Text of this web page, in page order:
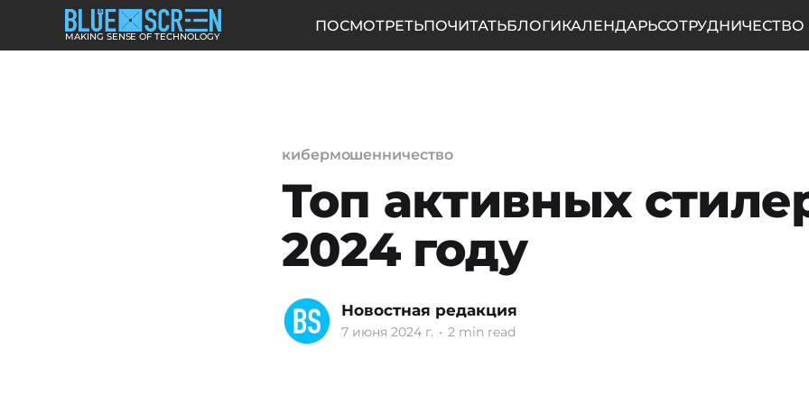
MAKING SENSE OF TECHNOLOGY
ПОСМОТРЕТЬПОЧИТАТЬБЛОГИКАЛЕНДАРЬСОТРУДНИЧЕСТВО
кибермошенничество
Топ активных
2024 году
Новостная редакция
7 июня 2024 г. • 2 min read